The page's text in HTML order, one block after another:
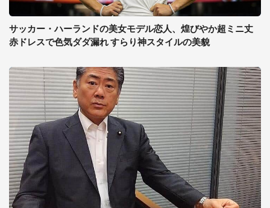
サッカー・ハーランドの美女モデル恋人、煌びやか超ミニ丈
赤ドレスで色気ダダ漏れ すらり神スタイルの美貌